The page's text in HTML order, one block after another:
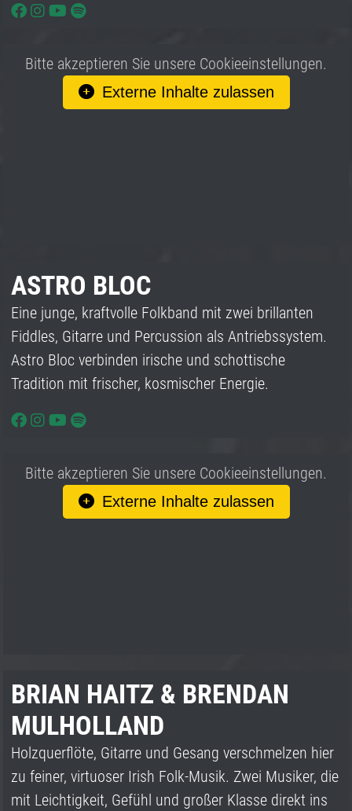
Bitte akzeptieren Sie unsere Cookieeinstellungen.
Externe Inhalte zulassen
ASTRO BLOC
Eine junge, kraftvolle Folkband mit zwei brillanten
Fiddles, Gitarre und Percussion als Antriebssystem.
Astro Bloc verbinden irische und schottische
Tradition mit frischer, kosmischer Energie.
Bitte akzeptieren Sie unsere Cookieeinstellungen.
Externe Inhalte zulassen
BRIAN HAITZ & BRENDAN
MULHOLLAND
Holzquerflöte, Gitarre und Gesang verschmelzen hier
zu feiner, virtuoser Irish Folk-Musik. Zwei Musiker, die
mit Leichtigkeit, Gefühl und großer Klasse direkt ins